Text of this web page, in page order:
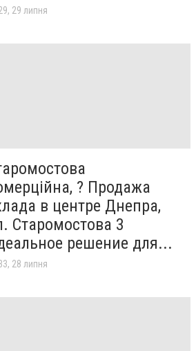
29 липня
? Продажа
в центре Днепра,
Старомостова 3
решение для...
28 липня